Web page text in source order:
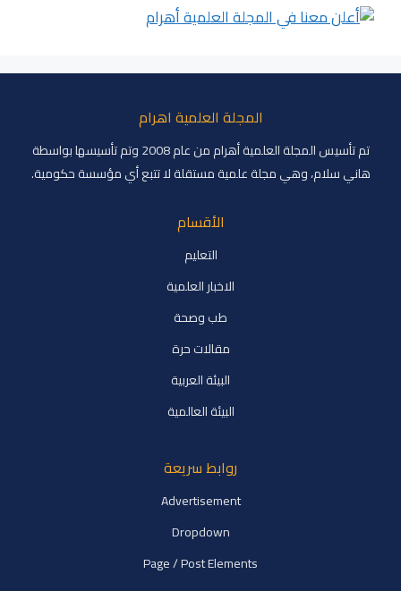
المجلة العلمية اهرام
تم تأسيس المجلة العلمية أهرام من عام 2008 وتم تأسيسها بواسطة
هاني سلام، وهي مجلة علمية مستقلة لا تتبع أي مؤسسة حكومية.
الأقسام
التعليم
الاخبار العلمية
طب وصحة
مقالات حرة
البيئة العربية
البيئة العالمية
روابط سريعة
Advertisement
Dropdown
Page / Post Elements